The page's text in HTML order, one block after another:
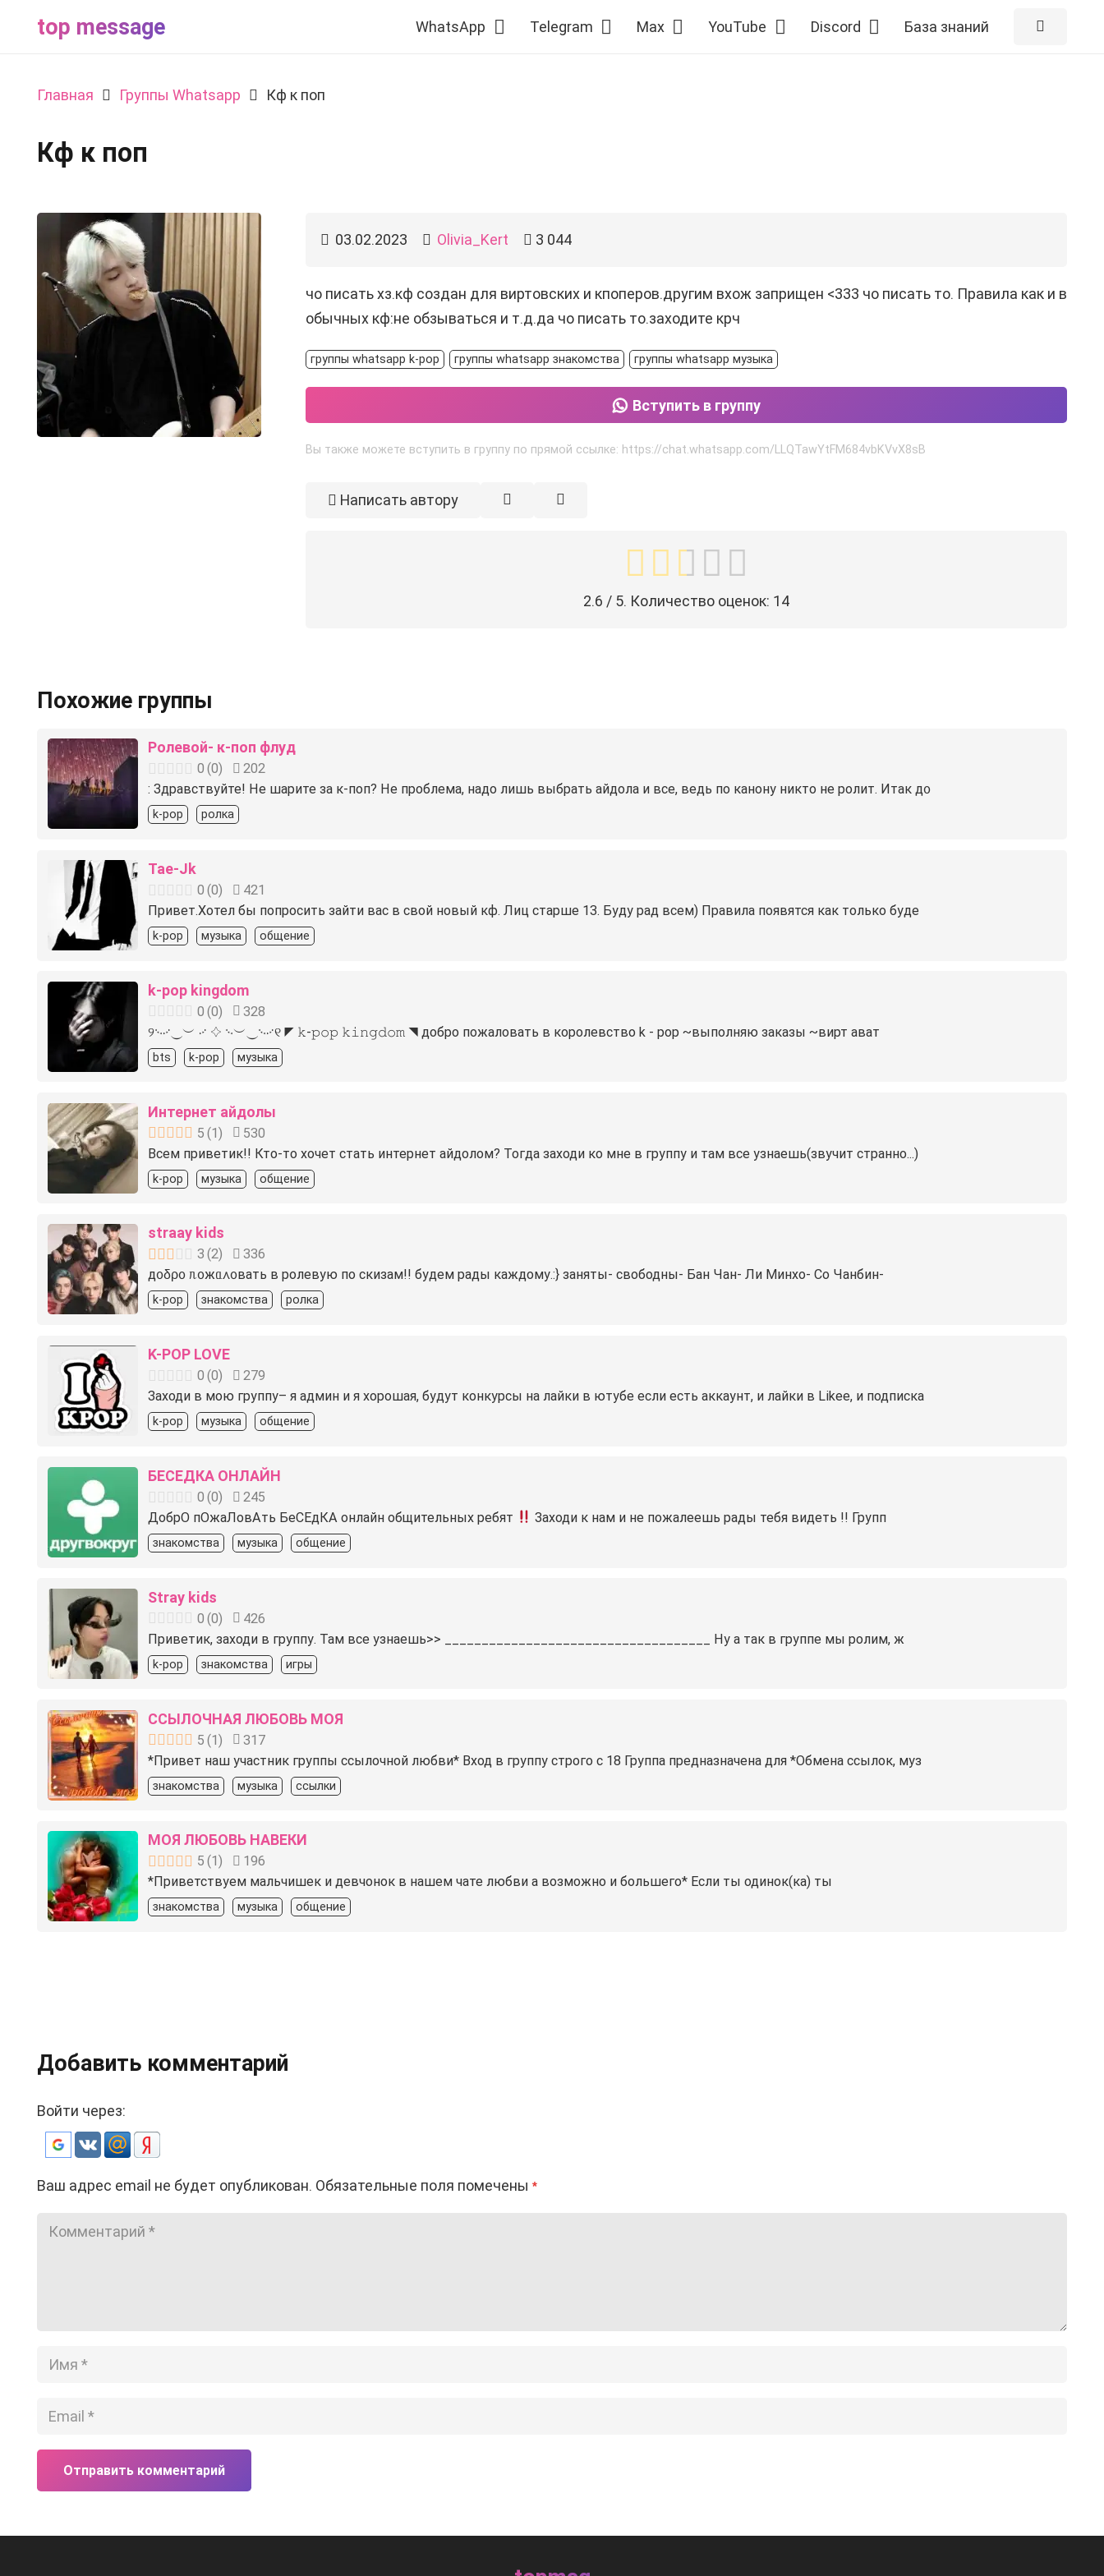
top message WhatsApp Telegram Max YouTube Discord База знаний
Главная Группы Whatsapp Кф к поп
Кф к поп
03.02.2023 Olivia_Kert 3 044
чо писать хз.кф создан для виртовских и кпоперов.другим вхож заприщен <333 чо писать то. Правила как и в
обычных кф:не обзываться и т.д.да чо писать то.заходите крч
группы whatsapp k-pop группы whatsapp знакомства группы whatsapp музыка
Вступить в группу
Вы также можете вступить в группу по прямой ссылке: https://chat.whatsapp.com/LLQTawYtFM684vbKVvX8sB
Написать автору
2.6 / 5. Количество оценок: 14
Похожие группы
Ролевой- к-поп флуд
0 (0)
202
: Здравствуйте! Не шарите за к-поп? Не проблема, надо лишь выбрать айдола и все, ведь по канону никто не ролит. Итак д᧐
k-pop ролка
Tae-Jk
0 (0)
421
Привет.Хотел бы попросить зайти вас в свой новый кф. Лиц старше 13. Буду рад всем) Правила появятся как только буде
k-pop музыка общение
k-pop kingdom
0 (0)
328
୨࿙࿚⏝︶ ࿚ 𔓕‌ ࿙︶⏝࿙࿚୧ ◤ 𝚔-𝚙𝚘𝚙 𝚔𝚒𝚗𝚐𝚍𝚘𝚖 ◥ добро пожаловать в королевство k - pop ~выполняю заказы ~вирт ават
bts k-pop музыка
Интернет айдолы
5 (1)
530
Всем приветик!! Кто-то хочет стать интернет айдолом? Тогда заходи ко мне в группу и там все узнаешь(звучит странно...)
k-pop музыка общение
straay kids
3 (2)
336
д᧐δρ᧐ ᥰ᧐жᥲ᧘᧐вать в ролевую по скизам!! будем рады каждому.:} заняты- свободны- Бан Чан- Ли Минхо- Со Чанбин-
k-pop знакомства ролка
K-POP LOVE
0 (0)
279
Заходи в мою группу– я админ и я хорошая, будут конкурсы на лайки в ютубе если есть аккаунт, и лайки в Likee, и подписка
k-pop музыка общение
БЕСЕДКА ОНЛАЙН
0 (0)
245
ДобрО пОжаЛовАть БеСЕдКА онлайн общительных ребят Заходи к нам и не пожалеешь рады тебя видеть !! Групп
знакомства музыка общение
Stray kids
0 (0)
426
Приветик, заходи в группу. Там все узнаешь>> ____________________________________ Ну а так в группе мы ролим, ж
k-pop знакомства игры
ССЫЛОЧНАЯ ЛЮБОВЬ МОЯ
5 (1)
317
*Привет наш участник группы ссылочной любви* Вход в группу строго с 18 Группа предназначена для *Обмена ссылок, муз
знакомства музыка ссылки
МОЯ ЛЮБОВЬ НАВЕКИ
5 (1 )
196
*Приветствуем мальчишек и девчонок в нашем чате любви️‍️‍️‍ а возможно и большего* Если ты одинок(ка) ты
знакомства музыка общение
Добавить комментарий
Войти через:
Ваш адрес email не будет опубликован. Обязательные поля помечены *
Отправить комментарий